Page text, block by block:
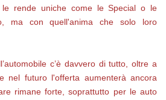
rende uniche come le Special o le
ma con quell'anima che solo loro
c’è davvero di tutto, oltre a
nel futuro l'offerta aumenterà ancora
rimane forte, soprattutto per le auto